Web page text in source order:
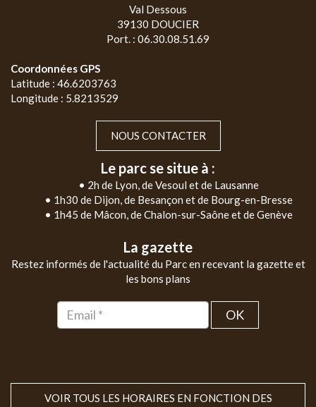
Val Dessous
39130 DOUCIER
Port. : 06.30.08.51.69
Coordonnées GPS
Latitude : 46.6203763
Longitude : 5.8213529
NOUS CONTACTER
Le parc se situe à :
• 2h de Lyon, de Vesoul et de Lausanne
• 1h30 de Dijon, de Besançon et de Bourg-en-Bresse
• 1h45 de Mâcon, de Chalon-sur-Saône et de Genève
La gazette
Restez informés de l'actualité du Parc en recevant la gazette et
les bons plans
OK
VOIR TOUS LES HORAIRES EN FONCTION DES